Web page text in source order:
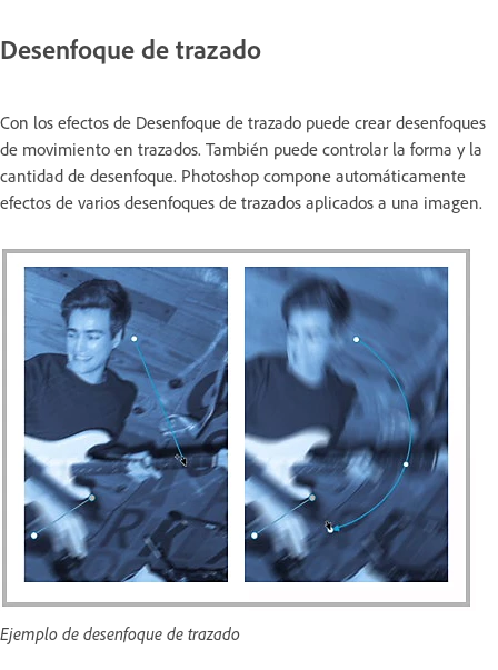
Desenfoque de trazado
Con los efectos de Desenfoque de trazado puede crear desenfoques
de movimiento en trazados. También puede controlar la forma y la
cantidad de desenfoque. Photoshop compone automáticamente
efectos de varios desenfoques de trazados aplicados a una imagen.
Ejemplo de desenfoque de trazado